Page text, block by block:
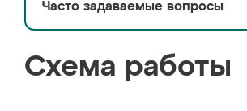
Часто задаваемые вопросы
Схема работы